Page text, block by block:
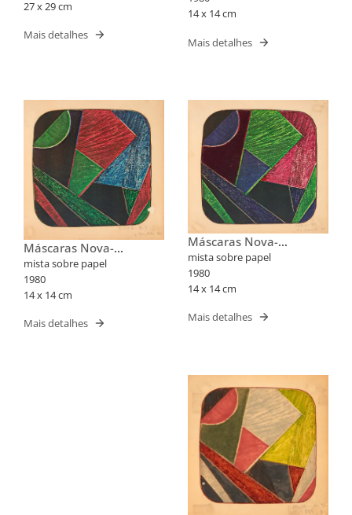
27 x 29 cm
Mais detalhes
14 x 14 cm
Mais detalhes
Máscaras Nova-
Iorquinas II
mista sobre papel
1980
14 x 14 cm
Mais detalhes
Máscaras Nova-
Iorquinas II
mista sobre papel
1980
14 x 14 cm
Mais detalhes